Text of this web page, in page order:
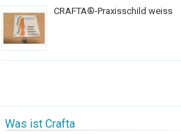
CRAFTA®-Praxisschild weiss
Was ist Crafta